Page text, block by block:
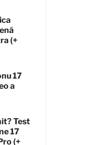
(+
17
a
Test
17
(+